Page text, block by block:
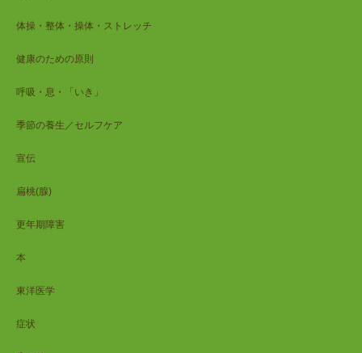
体操・整体・操体・ストレッチ
健康のための原則
呼吸・息・「いき」
季節の養生／セルフケア
宣伝
扁桃(腺)
更年期障害
本
東洋医学
症状